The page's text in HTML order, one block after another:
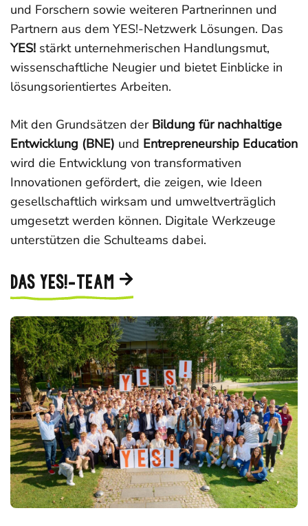
und Forschern sowie weiteren Partnerinnen und
Partnern aus dem YES!-Netzwerk Lösungen. Das
YES! stärkt unternehmerischen Handlungsmut,
wissenschaftliche Neugier und bietet Einblicke in
lösungsorientiertes Arbeiten.
Mit den Grundsätzen der Bildung für nachhaltige
Entwicklung (BNE) und Entrepreneurship Education
wird die Entwicklung von transformativen
Innovationen gefördert, die zeigen, wie Ideen
gesellschaftlich wirksam und umweltverträglich
umgesetzt werden können. Digitale Werkzeuge
unterstützen die Schulteams dabei.
DAS YES!-TEAM